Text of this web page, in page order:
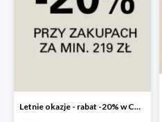
Letnie okazje - rabat -20% w CCC